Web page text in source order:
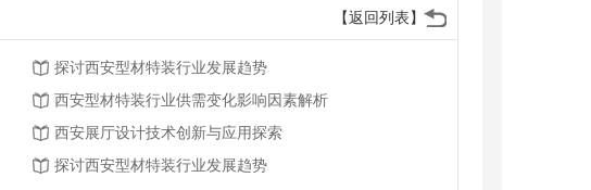
【返回列表】
探讨西安型材特装行业发展趋势
西安型材特装行业供需变化影响因素解析
西安展厅设计技术创新与应用探索
探讨西安型材特装行业发展趋势